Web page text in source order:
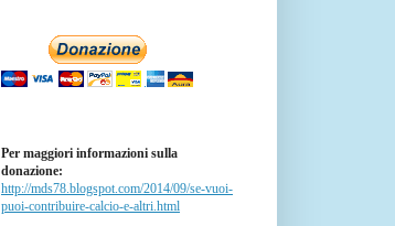
Per maggiori informazioni sulla
donazione:
http://mds78.blogspot.com/2014/09/se-vuoi-
puoi-contribuire-calcio-e-altri.html